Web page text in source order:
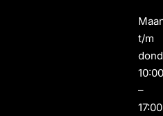
t/m
–
17:00